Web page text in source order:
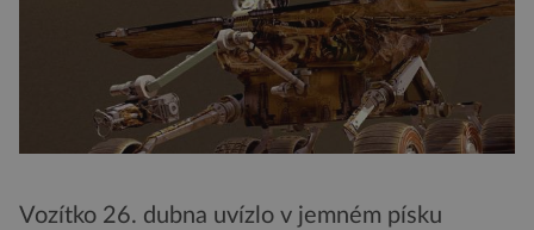
Vozítko 26. dubna uvízlo v jemném písku